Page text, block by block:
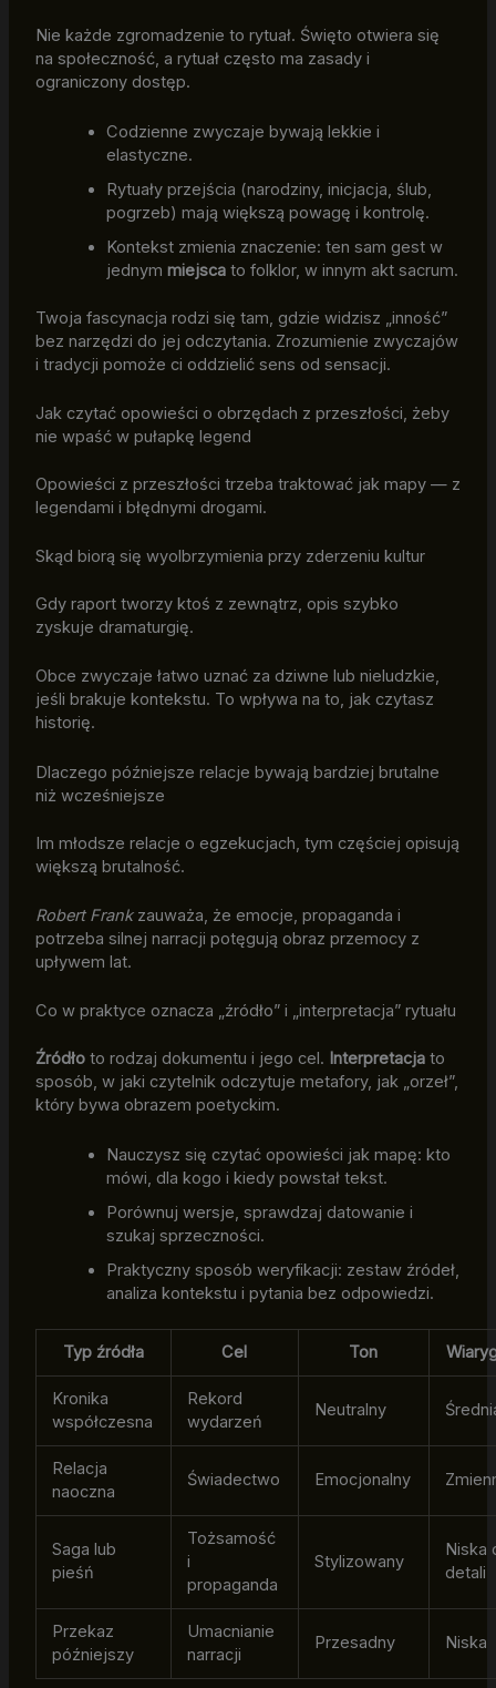
Nie każde zgromadzenie to rytuał. Święto otwiera się
na społeczność, a rytuał często ma zasady i
ograniczony dostęp.
Codzienne zwyczaje bywają lekkie i
elastyczne.
Rytuały przejścia (narodziny, inicjacja, ślub,
pogrzeb) mają większą powagę i kontrolę.
Kontekst zmienia znaczenie: ten sam gest w
jednym miejscato folklor, w innym akt sacrum.
Twoja fascynacja rodzi się tam, gdzie widzisz „inność”
bez narzędzi do jej odczytania. Zrozumienie zwyczajów
i tradycji pomoże ci oddzielić sens od sensacji.
Jak czytać opowieści o obrzędach z przeszłości, żeby
nie wpaść w pułapkę legend
Opowieści z przeszłości trzeba traktować jak mapy — z
legendami i błędnymi drogami.
Skąd biorą się wyolbrzymienia przy zderzeniu kultur
Gdy raport tworzy ktoś z zewnątrz, opis szybko
zyskuje dramaturgię.
Obce zwyczaje łatwo uznać za dziwne lub nieludzkie,
jeśli brakuje kontekstu. To wpływa na to, jak czytasz
historię.
Dlaczego późniejsze relacje bywają bardziej brutalne
niż wcześniejsze
Im młodsze relacje o egzekucjach, tym częściej opisują
większą brutalność.
Robert Frankzauważa, że emocje, propaganda i
potrzeba silnej narracji potęgują obraz przemocy z
upływem lat.
Co w praktyce oznacza „źródło” i „interpretacja” rytuału
Źródłoto rodzaj dokumentu i jego cel. Interpretacjato
sposób, w jaki czytelnik odczytuje metafory, jak „orzeł”,
który bywa obrazem poetyckim.
Nauczysz się czytać opowieści jak mapę: kto
mówi, dla kogo i kiedy powstał tekst.
Porównuj wersje, sprawdzaj datowanie i
szukaj sprzeczności.
Praktyczny sposób weryfikacji: zestaw źródeł,
analiza kontekstu i pytania bez odpowiedzi.
Typ źródła Cel Ton
Kronika
współczesna
Rekord
wydarzeń
Neutralny
Relacja
naoczna
Świadectwo Emocjonalny
Saga lub
pieśń
Tożsamość
i
propaganda
Stylizowany
Niska
detali
Przekaz
późniejszy
Umacnianie
narracji
Przesadny Niska